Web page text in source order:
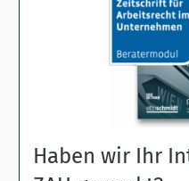
Haben wir Ihr